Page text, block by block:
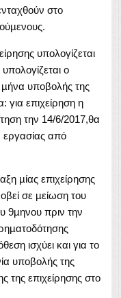
στο
υπολογίζεται
ο
υποβολής της
για επιχείρηση η
την 14/6/2017,θα
εργασίας από
µίας επιχείρησης
σε µείωση του
9µηνου πριν την
ισχύει και για το
υποβολής της
της επιχείρησης στο